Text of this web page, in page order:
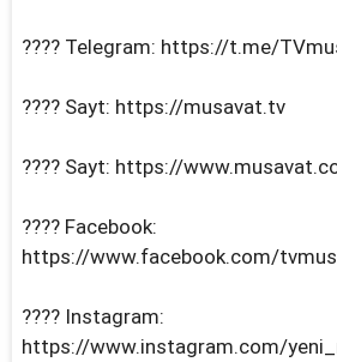
???? Telegram: https://t.me/
???? Sayt: https://musavat.tv
???? Sayt: https://
???? Facebook:
https://www.facebook.com/
???? Instagram:
https://www.instagram.com/